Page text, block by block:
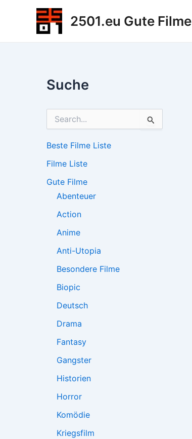
2501.eu Gute Filme
Suche
h
n
a
Beste Filme Liste
Filme Liste
Gute Filme
Abenteuer
Action
Anime
Anti-Utopia
Besondere Filme
Biopic
Deutsch
Drama
Fantasy
Gangster
Historien
Horror
Komödie
Kriegsfilm